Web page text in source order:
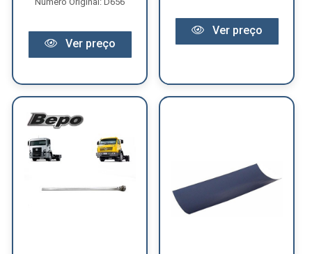
Ver preço
Ver preço